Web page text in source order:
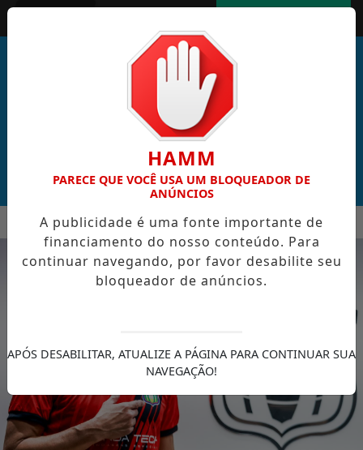
DE CABO VERDE VENCE ELEIÇÃO DO GOL MAIS BONITO DA
EM ALTA
MENU
HAMM
PARECE QUE VOCÊ USA UM BLOQUEADOR DE
ANÚNCIOS
A publicidade é uma fonte importante de
financiamento do nosso conteúdo. Para
continuar navegando, por favor desabilite seu
bloqueador de anúncios.
APÓS DESABILITAR, ATUALIZE A PÁGINA PARA CONTINUAR SUA
NAVEGAÇÃO!